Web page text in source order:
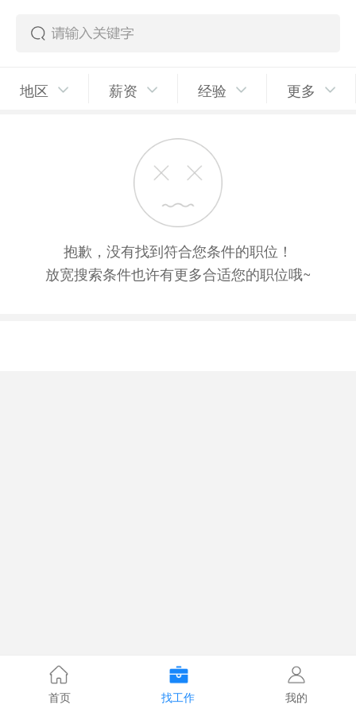
地区 薪资 经验 更多
抱歉，没有找到符合您条件的职位！
放宽搜索条件也许有更多合适您的职位哦~
首页 找工作 我的